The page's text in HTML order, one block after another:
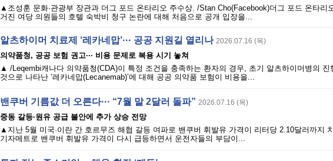
▲조성훈 문화·관광부 장관과 더그 포드 온타리오 주수상. /Stan Cho(Facebook)더그 포드 온타리
거진 여당 의원들의 호텔 숙박비 청구 논란에 대해 처음으로 공개 입장을...
알츠하이머 치료제 ‘레카네맙’··· 공공 지원길 열리나 2026.07.16 (목)
의약품청, 공공 보험 권고··· 비용 문제로 복용 시기 놓쳐
▲ /Leqembi캐나다 의약품청(CDA)이 특정 조건을 충족하는 환자의 경우, 초기 알츠하이머병의 진
것으로 나타난 ‘레카네맙(Lecanemab)’에 대해 공공 의약품 보험이 비용을...
밴쿠버 기름값 더 오른다··· “7월 말 2달러 돌파” 2026.07.16 (목)
중동 갈등·원유 공급 불안에 추가 상승 전망
▲지난 5월 미국·이란 간 호르무즈 해협 갈등 여파로 밴쿠버 휘발유 가격이 리터당 2.10달러까지
기자메트로 밴쿠버 휘발유 가격이 다시 급등하면서 운전자들의 부담이...